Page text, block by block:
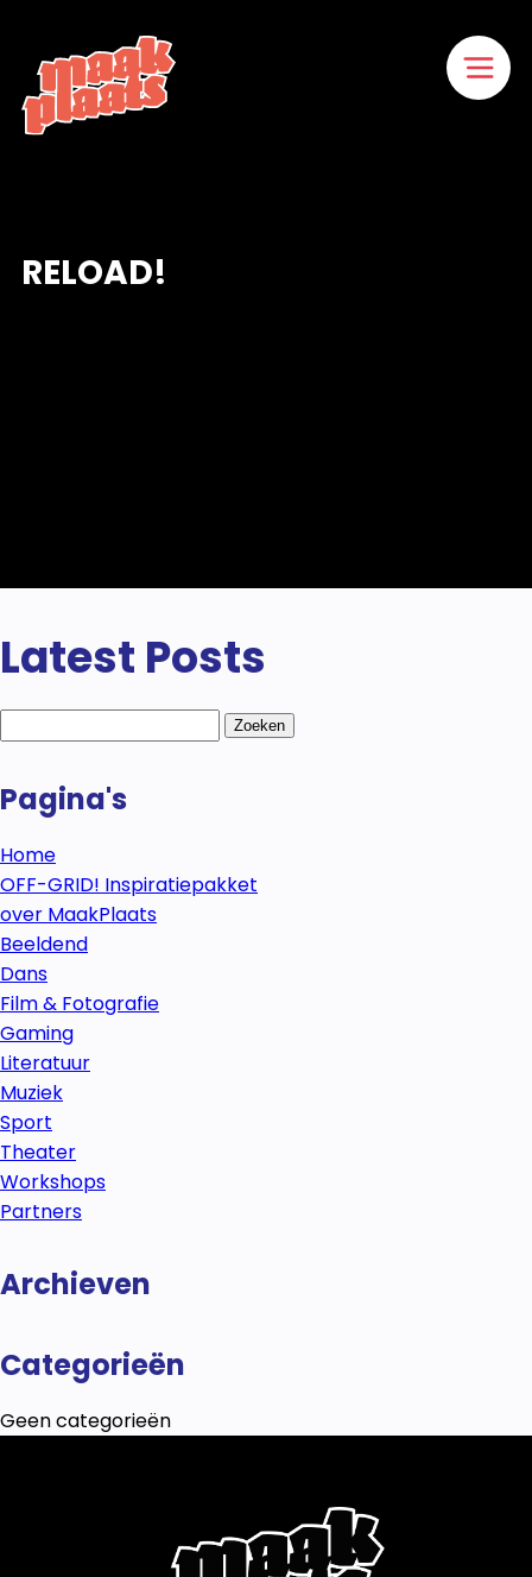
hoofdinhoud
Home
RELOAD!
Latest Posts
Pagina's
Home
OFF-GRID! Inspiratiepakket
over MaakPlaats
Beeldend
Dans
Film & Fotografie
Gaming
Literatuur
Muziek
Sport
Theater
Workshops
Partners
Archieven
Categorieën
Geen categorieën